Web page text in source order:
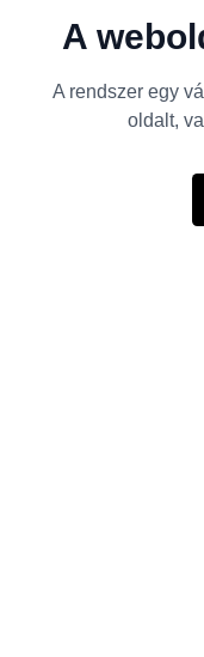
A
A rendszer egy
oldalt,